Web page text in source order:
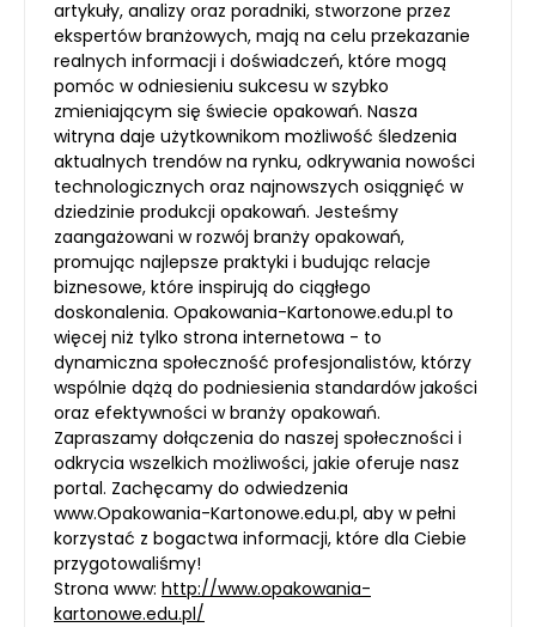
artykuły, analizy oraz poradniki, stworzone przez
ekspertów branżowych, mają na celu przekazanie
realnych informacji i doświadczeń, które mogą
pomóc w odniesieniu sukcesu w szybko
zmieniającym się świecie opakowań. Nasza
witryna daje użytkownikom możliwość śledzenia
aktualnych trendów na rynku, odkrywania nowości
technologicznych oraz najnowszych osiągnięć w
dziedzinie produkcji opakowań. Jesteśmy
zaangażowani w rozwój branży opakowań,
promując najlepsze praktyki i budując relacje
biznesowe, które inspirują do ciągłego
doskonalenia. Opakowania-Kartonowe.edu.pl to
więcej niż tylko strona internetowa - to
dynamiczna społeczność profesjonalistów, którzy
wspólnie dążą do podniesienia standardów jakości
oraz efektywności w branży opakowań.
Zapraszamy dołączenia do naszej społeczności i
odkrycia wszelkich możliwości, jakie oferuje nasz
portal. Zachęcamy do odwiedzenia
www.Opakowania-Kartonowe.edu.pl, aby w pełni
korzystać z bogactwa informacji, które dla Ciebie
przygotowaliśmy!
Strona www: http://www.opakowania-
kartonowe.edu.pl/